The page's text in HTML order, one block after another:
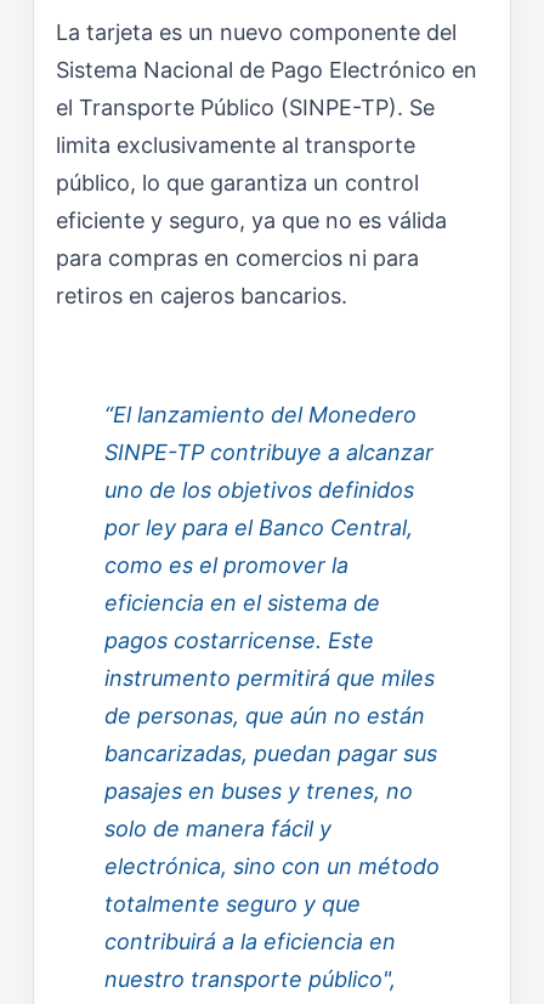
La tarjeta es un nuevo componente del
Sistema Nacional de Pago Electrónico en
el Transporte Público (SINPE-TP). Se
limita exclusivamente al transporte
público, lo que garantiza un control
eficiente y seguro, ya que no es válida
para compras en comercios ni para
retiros en cajeros bancarios.
“El lanzamiento del Monedero
SINPE-TP contribuye a alcanzar
uno de los objetivos definidos
por ley para el Banco Central,
como es el promover la
eficiencia en el sistema de
pagos costarricense. Este
instrumento permitirá que miles
de personas, que aún no están
bancarizadas, puedan pagar sus
pasajes en buses y trenes, no
solo de manera fácil y
electrónica, sino con un método
totalmente seguro y que
contribuirá a la eficiencia en
nuestro transporte público",